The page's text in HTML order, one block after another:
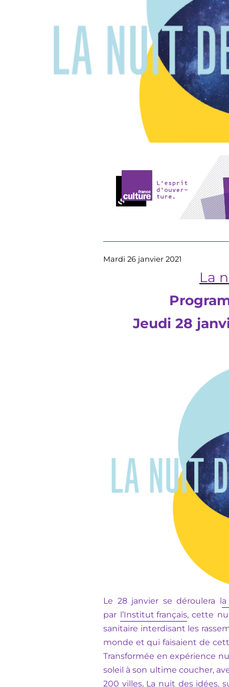
Mardi 26 janvier 2021
La
Jeudi 28
Le 28 janvier se déroulera la
par l’Institut français, cette
sanitaire interdisant les
monde et qui faisaient de
Transformée en expérience
soleil à son ultime coucher,
200 villes, La nuit des idées,